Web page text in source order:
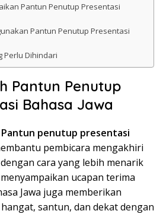
Pantun Penutup Presentasi
Pantun Penutup Presentasi
Perlu Dihindari
Pantun Penutup
Bahasa Jawa
Pantun penutup presentasi
pembicara mengakhiri
cara yang lebih menarik
ucapan terima
Jawa juga memberikan
santun, dan dekat dengan